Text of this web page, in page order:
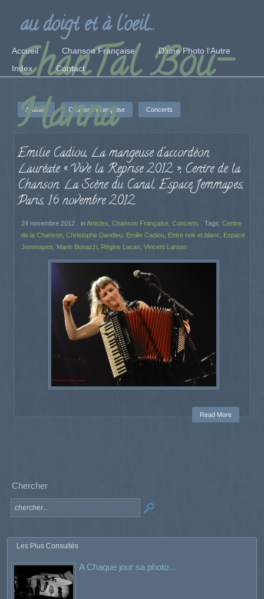
ChanTal Bou-
Hanna
au doigt et à l'oeil...
Accueil Chanson Française
D’une Photo l’Autre
Index
Contact
Artistes Chanson Française Concerts
Emilie Cadiou, La mangeuse d’accordéon.
Lauréate « Vive la Reprise 2012 », Centre de la
Chanson. La Scène du Canal. Espace Jemmapes,
Paris, 16 novembre 2012.
24 novembre 2012 inArtistes Chanson Française Concerts Tags: Centre
de la Chanson Christophe Dandieu Emilie Cadiou Entre noir et blanc
Espace
Jemmapes
Marin Bonazzi Régine Lacan Vincent Larsen
Read More
Chercher
Les Plus Consultés
A Chaque jour sa photo…